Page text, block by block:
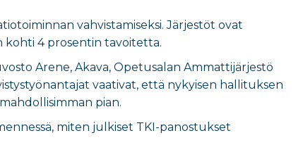
vahvistamiseksi. Järjestöt ovat
kohti 4 prosentin tavoitetta.
Arene, Akava, Opetusalan Ammattijärjestö
vaativat, että nykyisen hallituksen
pian.
miten julkiset TKI-panostukset